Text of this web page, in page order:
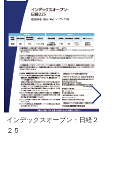
インデックスオープン・日経２
２５